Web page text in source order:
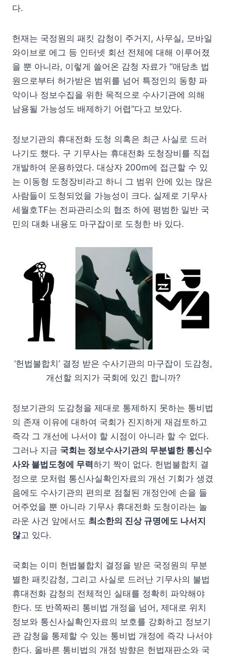
다.
헌재는 국정원의 패킷 감청이 주거지, 사무실, 모바일
와이브로 에그 등 인터넷 회선 전체에 대해 이루어졌
을 뿐 아니라, 이렇게 쓸어온 감청 자료가 “애당초 법
원으로부터 허가받은 범위를 넘어 특정인의 동향 파
악이나 정보수집을 위한 목적으로 수사기관에 의해
남용될 가능성도 배제하기 어렵”다고 보았다.
정보기관의 휴대전화 도청 의혹은 최근 사실로 드러
나기도 했다. 구 기무사는 휴대전화 도청장비를 직접
개발하여 운용하였다. 대상자 200m에 접근할 수 있
는 이동형 도청장비라고 하니 그 범위 안에 있는 많은
사람들이 도청되었을 가능성이 크다. 실제로 기무사
세월호TF는 전파관리소의 협조 하에 평범한 일반 국
민의 대화 내용도 마구잡이로 도청한 바 있다.
‘헌법불합치’ 결정 받은 수사기관의 마구잡이 도감청,
개선할 의지가 국회에 있긴 합니까?
정보기관의 도감청을 제대로 통제하지 못하는 통비법
의 존재 이유에 대하여 국회가 진지하게 재검토하고
즉각 그 개선에 나서야 할 시점이 아니라 할 수 없다.
그러나 지금 국회는 정보수사기관의 무분별한 통신수
사와 불법도청에 무력하기 짝이 없다. 헌법불합치 결
정으로 모처럼 통신사실확인자료의 개선 기회가 생겼
음에도 수사기관의 편의로 점철된 개정안에 손을 들
어주었을 뿐 아니라 기무사 휴대전화 도청이라는 놀
라운 사건 앞에서도 최소한의 진상 규명에도 나서지
않고 있다.
국회는 이미 헌법불합치 결정을 받은 국정원의 무분
별한 패킷감청, 그리고 사실로 드러난 기무사의 불법
휴대전화 감청의 전체적인 실태를 정확히 파악해야
한다. 또 반쪽짜리 통비법 개정을 넘어, 제대로 위치
정보와 통신사실확인자료의 보호를 강화하고 정보기
관 감청을 통제할 수 있는 통비법 개정에 즉각 나서야
한다. 올바른 통비법의 개정 방향은 헌법재판소와 국